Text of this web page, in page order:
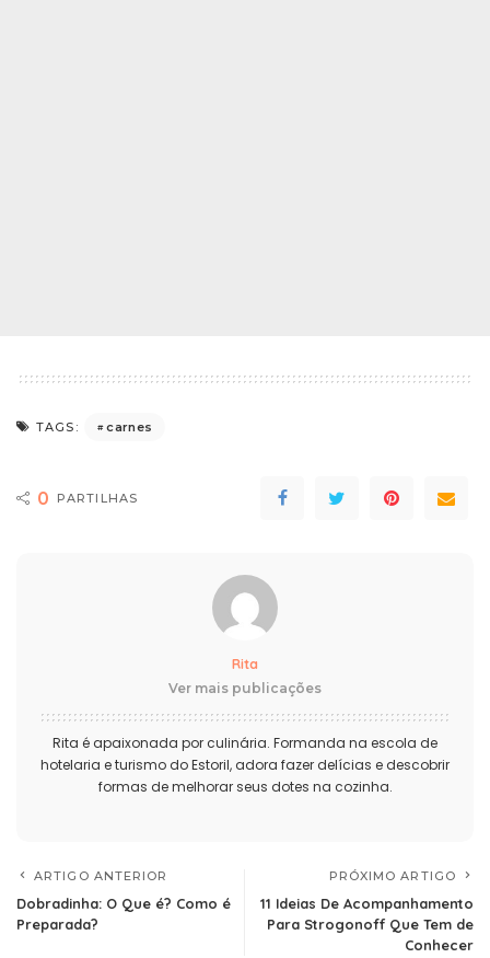
TAGS: carnes
0 PARTILHAS
Rita
Ver mais publicações
Rita é apaixonada por culinária. Formanda na escola de
hotelaria e turismo do Estoril, adora fazer delícias e descobrir
formas de melhorar seus dotes na cozinha.
ARTIGO ANTERIOR
Dobradinha: O Que é? Como é
Preparada?
PRÓXIMO ARTIGO
11 Ideias De Acompanhamento
Para Strogonoff Que Tem de
Conhecer